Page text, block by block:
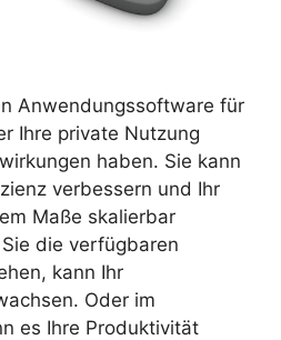
Anwendungssoftware für
Ihre private Nutzung
haben. Sie kann
verbessern und Ihr
Maße skalierbar
die verfügbaren
kann Ihr
Oder im
es Ihre Produktivität